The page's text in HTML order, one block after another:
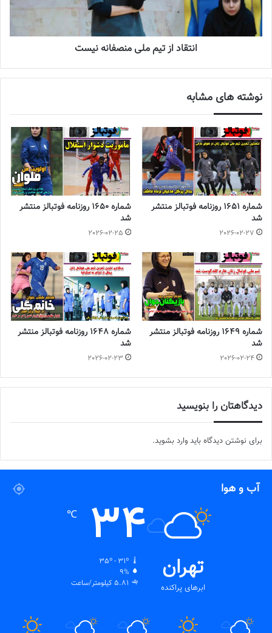
منتظر افتخار آفرینی شما در آسیا هستیم
انتقاد از تیم ملی منصفانه نیست
نوشته های مشابه
شماره 1651 روزنامه فوتبالز منتشر
شد
2026-02-27
شماره 1650 روزنامه فوتبالز منتشر
شد
2026-02-25
شماره 1649 روزنامه فوتبالز منتشر
شد
2026-02-24
شماره 1648 روزنامه فوتبالز منتشر
شد
2026-02-23
دیدگاهتان را بنویسید
برای نوشتن دیدگاه باید وارد بشوید.
آب و هوا
تهران
ابرهای پراکنده
34
℃
35º - 31º
9%
5.81 کیلومتر/ساعت